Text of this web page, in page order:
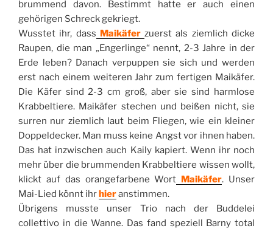
brummend davon. Bestimmt hatte er auch einen
gehörigen Schreck gekriegt.
Wusstet ihr, dass Maikäferzuerst als ziemlich dicke
Raupen, die man „Engerlinge“ nennt, 2-3 Jahre in der
Erde leben? Danach verpuppen sie sich und werden
erst nach einem weiteren Jahr zum fertigen Maikäfer.
Die Käfer sind 2-3 cm groß, aber sie sind harmlose
Krabbeltiere. Maikäfer stechen und beißen nicht, sie
surren nur ziemlich laut beim Fliegen, wie ein kleiner
Doppeldecker. Man muss keine Angst vor ihnen haben.
Das hat inzwischen auch Kaily kapiert. Wenn ihr noch
mehr über die brummenden Krabbeltiere wissen wollt,
klickt auf das orangefarbene Wort Maikäfer. Unser
Mai-Lied könnt ihrhieranstimmen.
Übrigens musste unser Trio nach der Buddelei
collettivo in die Wanne. Das fand speziell Barny total